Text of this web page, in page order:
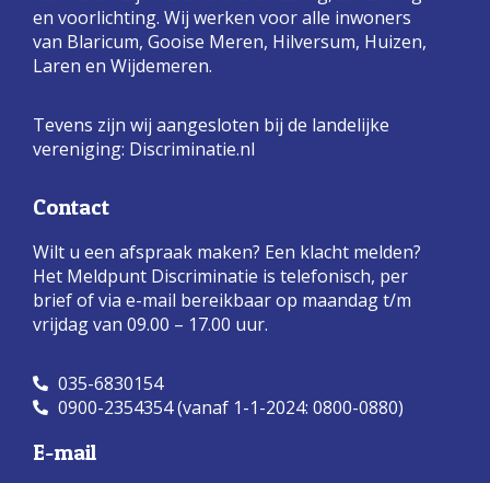
en voorlichting. Wij werken voor alle inwoners
van Blaricum, Gooise Meren, Hilversum, Huizen,
Laren en Wijdemeren.
Tevens zijn wij aangesloten bij de landelijke
vereniging: Discriminatie.nl
Contact
Wilt u een afspraak maken? Een klacht melden?
Het Meldpunt Discriminatie is telefonisch, per
brief of via e-mail bereikbaar op maandag t/m
vrijdag van 09.00 – 17.00 uur.
035-6830154
0900-2354354 (vanaf 1-1-2024: 0800-0880)
E-mail